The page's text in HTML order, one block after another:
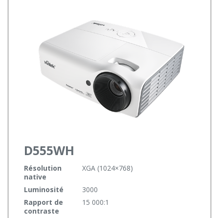
D555WH
Résolution
native
XGA (1024×768)
Luminosité
3000
Rapport de
contraste
15 000:1